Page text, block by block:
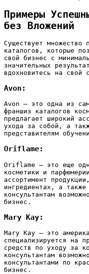
Примеры
без Вложений
Существует множество
каталогов‚ которые
свой бизнес с
значительных
вдохновитесь на свой
Avon:
Avon – это одна из
франшиз каталогов
предлагает широкий
ухода за собой‚ а
представителям
Oriflame:
Oriflame – это еще
косметики и
ассортимент
ингредиентах‚ а
консультантам
бизнес.
Mary Kay:
Mary Kay – это
специализируется на
средств по уходу за
консультантам
консультантами по
бизнес.